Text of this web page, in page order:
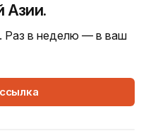
Азии.
Раз в неделю — в ваш